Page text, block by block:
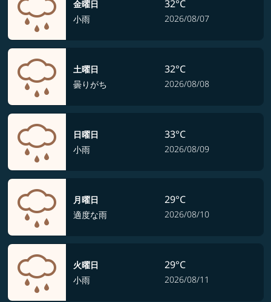
金曜日
小雨
32°C
2026/08/07
土曜日
曇りがち
32°C
2026/08/08
日曜日
小雨
33°C
2026/08/09
月曜日
適度な雨
29°C
2026/08/10
火曜日
小雨
29°C
2026/08/11